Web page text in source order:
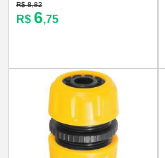
R$ 8,82
R$ 6,75